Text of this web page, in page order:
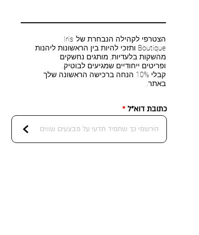
הצטרפי לקהילה הנבחרת של Iris
Boutique ותזכי להיות בין הראשונות ליהנות
מהשקות בלעדיות, מותגים נחשקים
ופריטים ייחודיים שמגיעים לבוטיק.
קבלי 10% הנחה ברכישה הראשונה שלך
באתר.
כתובת דוא"ל
<